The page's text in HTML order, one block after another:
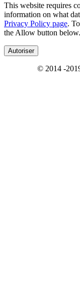
This website requires
information on what
Privacy Policy page.
the Allow button below.
Autoriser
© 2014 -